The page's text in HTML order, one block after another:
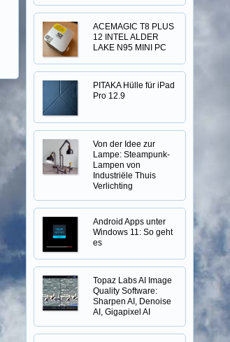
ACEMAGIC T8 PLUS
12 INTEL ALDER
LAKE N95 MINI PC
PITAKA Hülle für iPad
Pro 12.9
Von der Idee zur
Lampe: Steampunk-
Lampen von
Industriële Thuis
Verlichting
Android Apps unter
Windows 11: So geht
es
Topaz Labs AI Image
Quality Software:
Sharpen AI, Denoise
AI, Gigapixel AI